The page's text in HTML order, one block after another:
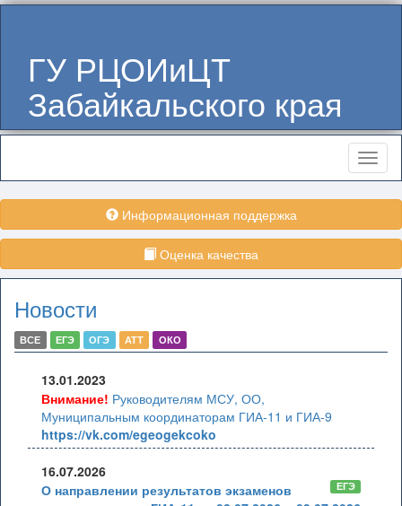
ГУ РЦОИиЦТ
Забайкальского края
Меню
Информационная поддержка
Оценка качества
Новости
ВСЕ ЕГЭ ОГЭ АТТ ОКО
13.01.2023
Внимание! Руководителям МСУ, ОО,
Муниципальным координаторам ГИА-11 и ГИА-9
https://vk.com/egeogekcoko
16.07.2026
ЕГЭ
О направлении результатов экзаменов